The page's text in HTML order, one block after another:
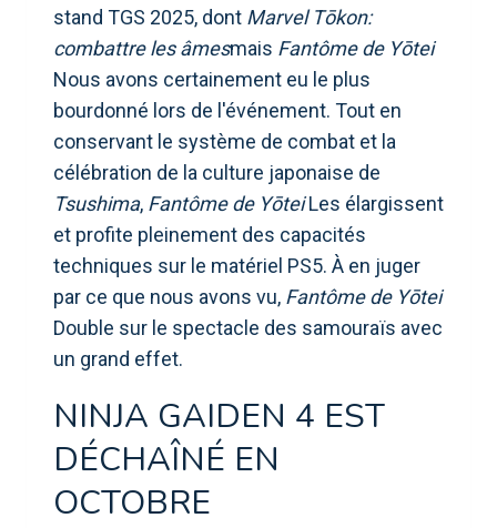
stand TGS 2025, dont Marvel Tōkon:
combattre les âmesmais Fantôme de Yōtei
Nous avons certainement eu le plus
bourdonné lors de l'événement. Tout en
conservant le système de combat et la
célébration de la culture japonaise de
Tsushima, Fantôme de YōteiLes élargissent
et profite pleinement des capacités
techniques sur le matériel PS5. À en juger
par ce que nous avons vu, Fantôme de Yōtei
Double sur le spectacle des samouraïs avec
un grand effet.
NINJA GAIDEN 4 EST
DÉCHAÎNÉ EN
OCTOBRE